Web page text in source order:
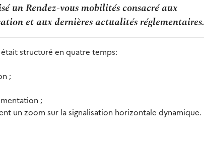
un Rendez-vous mobilités consacré aux
et aux dernières actualités réglementaires.
structuré en quatre temps:
;
;
un zoom sur la signalisation horizontale dynamique.